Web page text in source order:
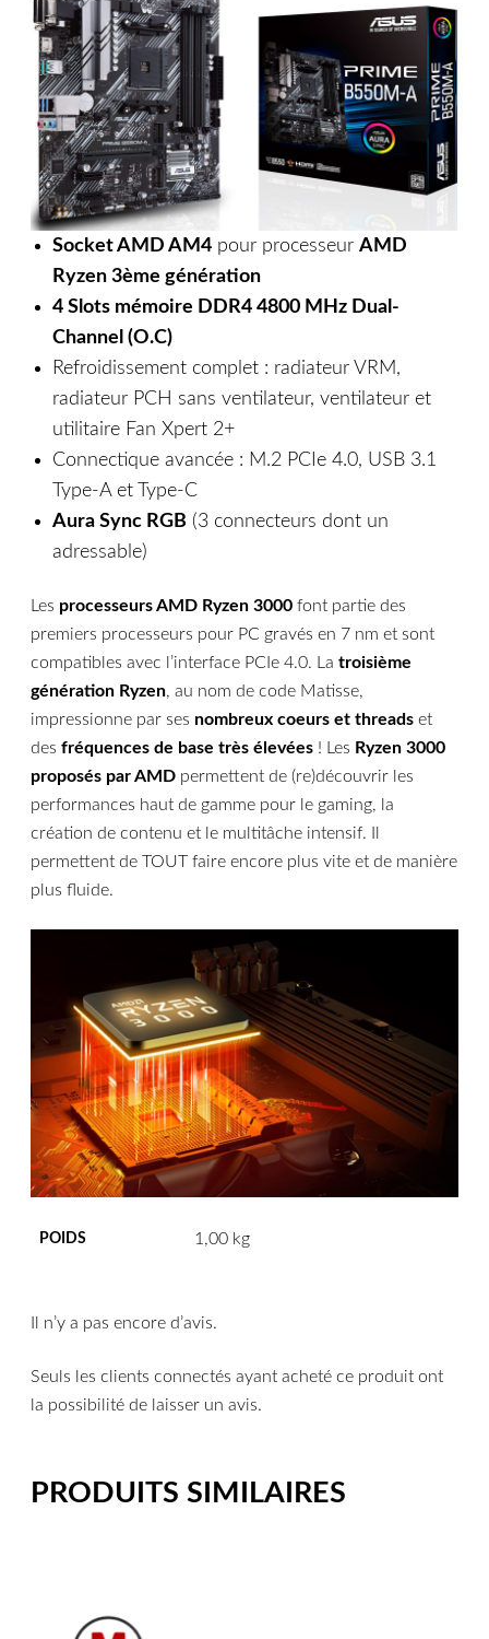
Socket AMD AM4pour processeur AMD
Ryzen 3ème génération
4 Slots mémoire DDR4 4800 MHz Dual-
Channel (O.C)
Refroidissement complet : radiateur VRM,
radiateur PCH sans ventilateur, ventilateur et
utilitaire Fan Xpert 2+
Connectique avancée : M.2 PCIe 4.0, USB 3.1
Type-A et Type-C
Aura Sync RGB (3 connecteurs dont un
adressable)
Les processeurs AMD Ryzen 3000 font partie des
premiers processeurs pour PC gravés en 7 nm et sont
compatibles avec l’interface PCIe 4.0. La troisième
génération Ryzen, au nom de code Matisse,
impressionne par ses nombreux coeurs et threadset
desfréquences de base très élevées ! Les Ryzen 3000
proposés par AMD permettent de (re)découvrir les
performances haut de gamme pour le gaming, la
création de contenu et le multitâche intensif. Il
permettent de TOUT faire encore plus vite et de manière
plus fluide.
POIDS 1,00 kg
Il n’y a pas encore d’avis.
Seuls les clients connectés ayant acheté ce produit ont
la possibilité de laisser un avis.
PRODUITS SIMILAIRES